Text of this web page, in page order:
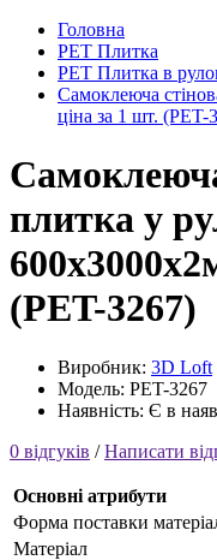
Головна
PET Плитка
PET Плитка в
Самоклеюча
ціна за 1 шт. (PET-
плитка у
(PET-3267)
Виробник: 3D Loft
Модель: PET-3267
Наявність: Є в
0 відгуків /Написати
Основні атрибути
Форма поставки
Матеріал